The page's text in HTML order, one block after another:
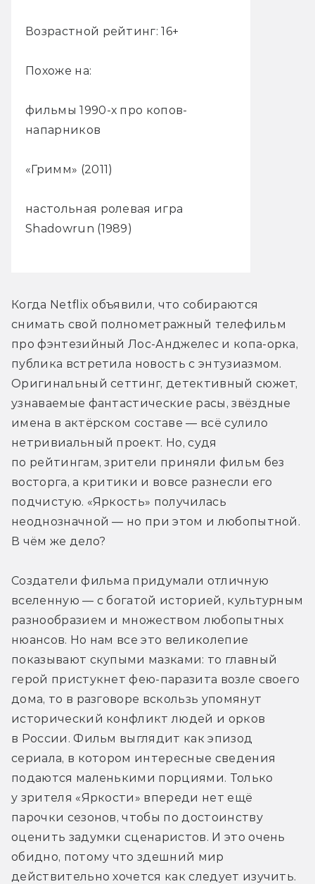
Возрастной рейтинг: 16+
Похоже на:
фильмы 1990-х про копов-
напарников
«Гримм» (2011)
настольная ролевая игра
Shadowrun (1989)
Когда Netflix объявили, что собираются
снимать свой полнометражный телефильм
про фэнтезийный Лос-Анджелес и копа-орка,
публика встретила новость с энтузиазмом.
Оригинальный сеттинг, детективный сюжет,
узнаваемые фантастические расы, звёздные
имена в актёрском составе — всё сулило
нетривиальный проект. Но, судя
по рейтингам, зрители приняли фильм без
восторга, а критики и вовсе разнесли его
подчистую. «Яркость» получилась
неоднозначной — но при этом и любопытной.
В чём же дело?
Создатели фильма придумали отличную
вселенную — с богатой историей, культурным
разнообразием и множеством любопытных
нюансов. Но нам все это великолепие
показывают скупыми мазками: то главный
герой пристукнет фею-паразита возле своего
дома, то в разговоре вскользь упомянут
исторический конфликт людей и орков
в России. Фильм выглядит как эпизод
сериала, в котором интересные сведения
подаются маленькими порциями. Только
у зрителя «Яркости» впереди нет ещё
парочки сезонов, чтобы по достоинству
оценить задумки сценаристов. И это очень
обидно, потому что здешний мир
действительно хочется как следует изучить.